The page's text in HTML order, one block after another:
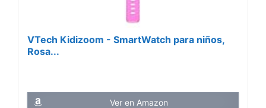
VTech Kidizoom - SmartWatch para niños,
Rosa...
Ver en Amazon